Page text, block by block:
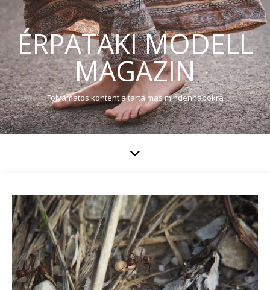
ÉRPATAKI MODELL
MAGAZIN
Folyamatos kontent a tartalmas mindennapokra